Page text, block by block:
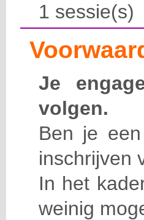
1 sessie(s)
Je
volgen.
Ben je
inschrijven
In het
weinig